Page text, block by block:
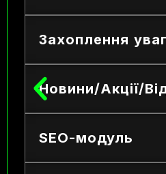
Захоплення
Новини/Акції/
SEO-модуль